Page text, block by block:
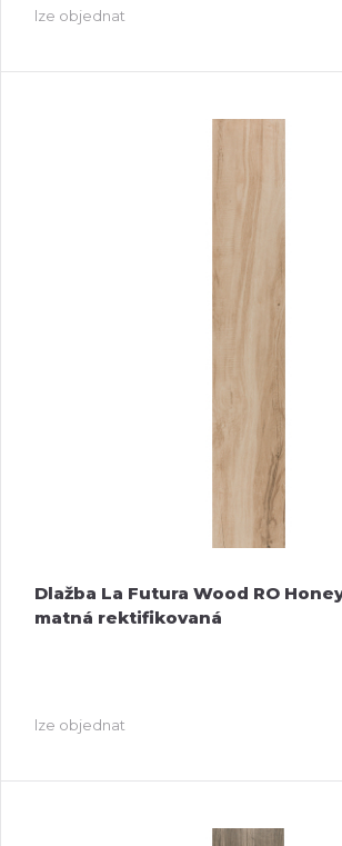
lze objednat
Dlažba La Futura Wood RO
matná rektifikovaná
lze objednat